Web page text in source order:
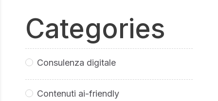
Categories
Consulenza digitale
Contenuti ai-friendly